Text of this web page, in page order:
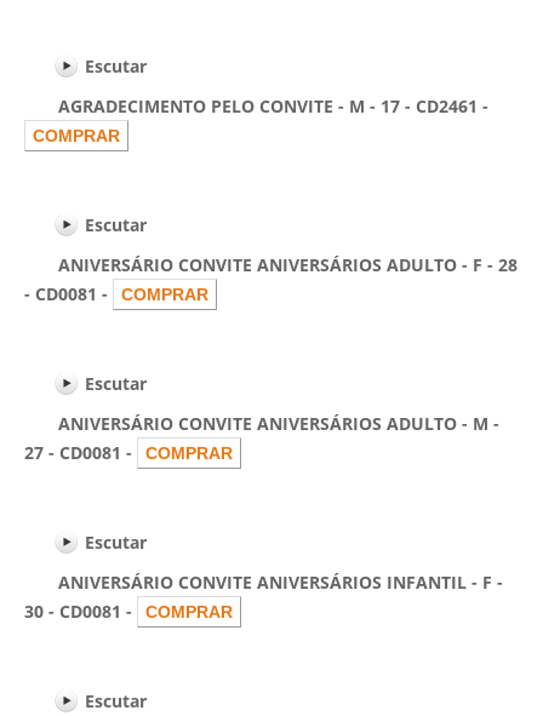
Escutar
AGRADECIMENTO PELO CONVITE - M - 17 - CD2461 -
Escutar
ANIVERSÁRIO CONVITE ANIVERSÁRIOS ADULTO - F - 28
- CD0081 -
Escutar
ANIVERSÁRIO CONVITE ANIVERSÁRIOS ADULTO - M -
27 - CD0081 -
Escutar
ANIVERSÁRIO CONVITE ANIVERSÁRIOS INFANTIL - F -
30 - CD0081 -
Escutar